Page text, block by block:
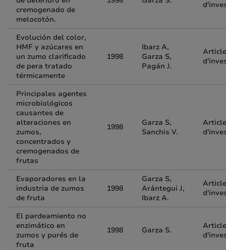
cremogenado de
melocotón.
Evolución del color,
HMF y azúcares en
un zumo clarificado
de pera tratado
térmicamente
1998
Ibarz A,
Garza S,
Pagán J.
Article
Principales agentes
microbiológicos
causantes de
alteraciones en
zumos,
concentrados y
cremogenados de
frutas
1998
Garza S,
Sanchis V.
Article
Evaporadores en la
industria de zumos
de fruta
1998
Garza S,
Arántegui J,
Ibarz A.
Article
El pardeamiento no
enzimático en
zumos y purés de
fruta
1998 Garza S.
Article